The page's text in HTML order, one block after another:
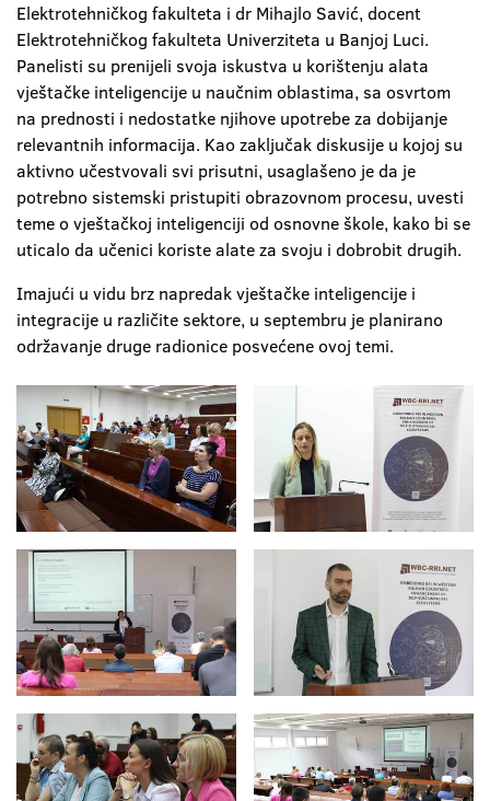
Elektrotehničkog fakulteta i dr Mihajlo Savić, docent
Elektrotehničkog fakulteta Univerziteta u Banjoj Luci.
Panelisti su prenijeli svoja iskustva u korištenju alata
vještačke inteligencije u naučnim oblastima, sa osvrtom
na prednosti i nedostatke njihove upotrebe za dobijanje
relevantnih informacija. Kao zaključak diskusije u kojoj su
aktivno učestvovali svi prisutni, usaglašeno je da je
potrebno sistemski pristupiti obrazovnom procesu, uvesti
teme o vještačkoj inteligenciji od osnovne škole, kako bi se
uticalo da učenici koriste alate za svoju i dobrobit drugih.
Imajući u vidu brz napredak vještačke inteligencije i
integracije u različite sektore, u septembru je planirano
održavanje druge radionice posvećene ovoj temi.